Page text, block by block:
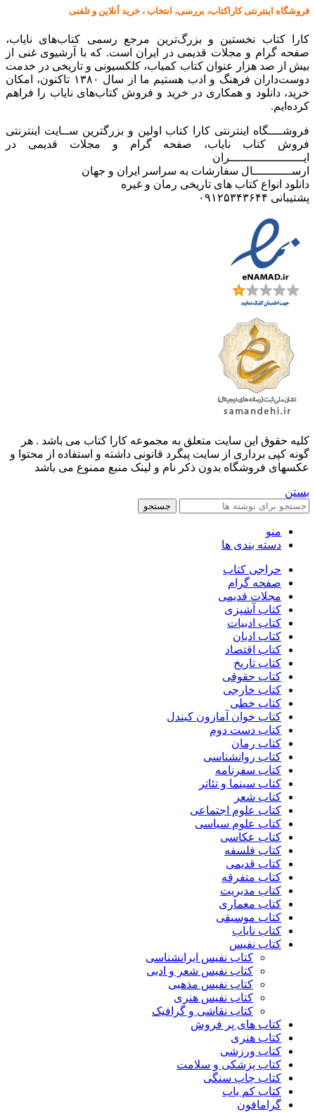
فروشگاه اینترنتی کاراکتاب، بررسی، انتخاب ، خرید آنلاین و تلفنی
کارا کتاب نخستین و بزرگ‌ترین مرجع رسمی کتاب‌های نایاب،
صفحه گرام و مجلات قدیمی در ایران است. که با آرشیوی غنی از
بیش از صد هزار عنوان کتاب کمیاب، کلکسیونی و تاریخی در خدمت
دوست‌داران فرهنگ و ادب هستیم ما از سال ۱۳۸۰ تاکنون، امکان
خرید، دانلود و همکاری در خرید و فروش کتاب‌های نایاب را فراهم
کرده‌ایم.
فروشــــگاه اینترنتی کارا کتاب اولین و بزرگترین ســایت اینترنتی
فروش کتاب نایاب، صفحه گرام و مجلات قدیمی در
ایـــــــــــــــــــــران
ارســـــــــــال سفارشات به سراسر ایران و جهان
دانلود انواع کتاب های تاریخی رمان و غیره
پشتیبانی ۰۹۱۲۵۳۴۳۶۴۴
کليه حقوق اين سايت متعلق به مجموعه کارا کتاب می باشد . هر
گونه کپی برداری از سایت پیگرد قانونی داشته و استفاده از محتوا و
عکسهای فروشگاه بدون ذکر نام و لینک منبع ممنوع می باشد
بستن
جستجو
منو
دسته بندی ها
حراجی کتاب
صفحه گرام
مجلات قدیمی
کتاب آشپزی
کتاب ادبیات
کتاب ادیان
کتاب اقتصاد
کتاب تاریخ
کتاب حقوقی
کتاب خارجی
کتاب خطی
کتاب خوان آمازون کیندل
کتاب دست دوم
کتاب رمان
کتاب روانشناسی
کتاب سفرنامه
کتاب سینما و تئاتر
کتاب شعر
کتاب علوم اجتماعی
کتاب علوم سیاسی
کتاب عکاسی
کتاب فلسفه
کتاب قدیمی
کتاب متفرقه
کتاب مدیریت
کتاب معماری
کتاب موسیقی
کتاب نایاب
کتاب نفیس
کتاب نفیس ایرانشناسی
کتاب نفیس شعر و ادبی
کتاب نفیس مذهبی
کتاب نفیس هنری
کتاب نقاشی و گرافیک
کتاب های پر فروش
کتاب هنری
کتاب ورزشی
کتاب پزشکی و سلامت
کتاب چاپ سنگی
کتاب کم یاب
گرامافون